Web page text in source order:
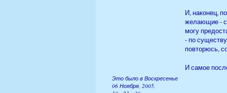
И, наконец,
желающие -
могу
- по
повторюсь,
И самое
Это было в Воскресенье
06 Ноября, 2005,